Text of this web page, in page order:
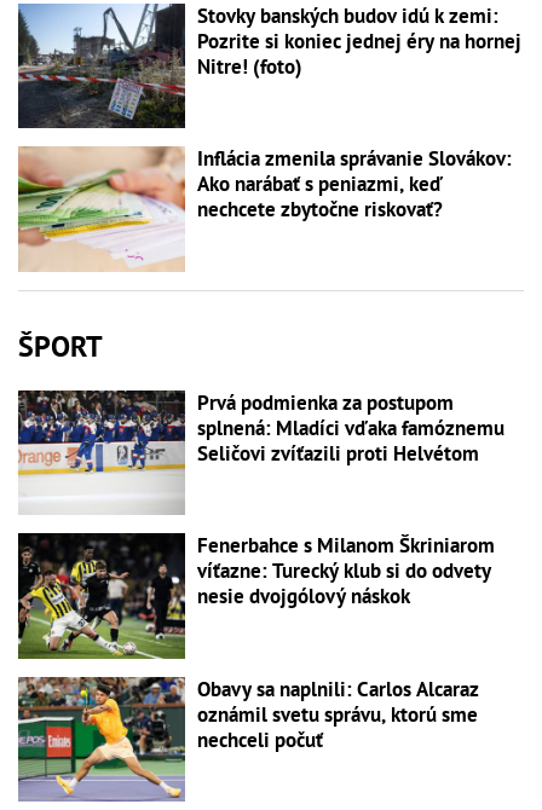
Stovky banských budov idú k zemi:
Pozrite si koniec jednej éry na hornej
Nitre! (foto)
Inflácia zmenila správanie Slovákov:
Ako narábať s peniazmi, keď
nechcete zbytočne riskovať?
ŠPORT
Prvá podmienka za postupom
splnená: Mladíci vďaka famóznemu
Seličovi zvíťazili proti Helvétom
Fenerbahce s Milanom Škriniarom
víťazne: Turecký klub si do odvety
nesie dvojgólový náskok
Obavy sa naplnili: Carlos Alcaraz
oznámil svetu správu, ktorú sme
nechceli počuť